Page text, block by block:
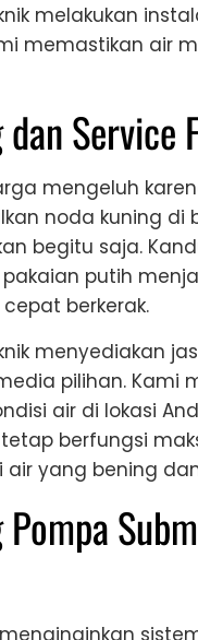
melakukan
memastikan air
dan
mengeluh
noda kuning di
begitu saja.
putih
berkerak.
menyediakan
pilihan. Kami
air di lokasi
berfungsi
air yang bening
Pompa